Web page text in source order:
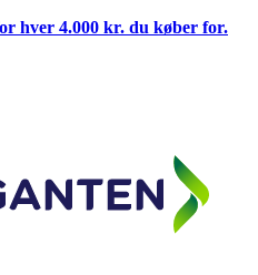
hver 4.000 kr. du køber for.